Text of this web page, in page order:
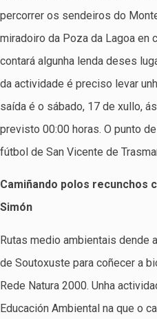
percorrer os sendeiros do
miradoiro da Poza da Lagoa en
contará algunha lenda deses
da actividade é preciso levar
saída é o sábado, 17 de xullo,
previsto 00:00 horas. O punto
fútbol de San Vicente de
Camiñando polos recunchos
Simón
Rutas medio ambientais dende
de Soutoxuste para coñecer a
Rede Natura 2000. Unha
Educación Ambiental na que o